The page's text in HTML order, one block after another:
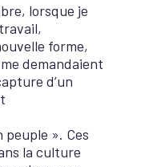
lorsque je
forme,
demandaient
d’un
». Ces
la culture